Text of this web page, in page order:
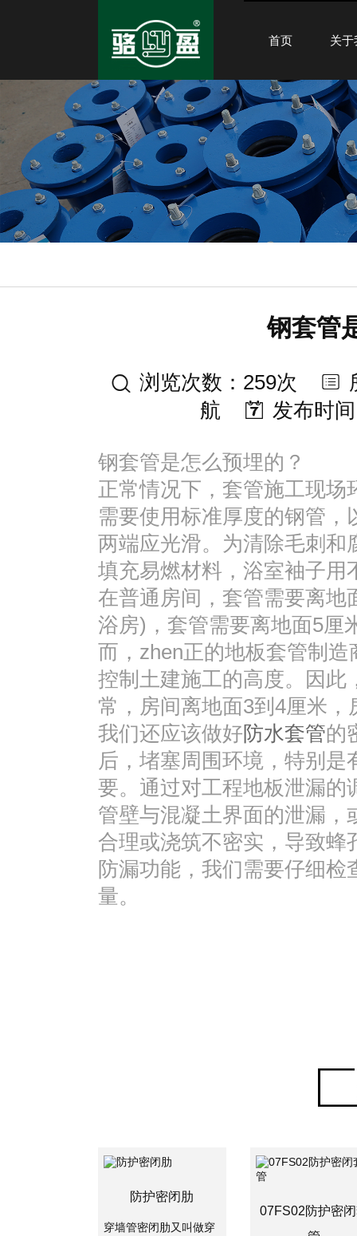
首页 关于
钢套管
浏览次数：259次
航
发布时
钢套管是怎么预埋的？
正常情况下，套管施工现场
需要使用标准厚度的钢管
两端应光滑。为清除毛刺和
填充易燃材料，浴室袖子用
在普通房间，套管需要离地
浴房)，套管需要离地面5厘
而，zhen正的地板套管制
控制土建施工的高度。因此
常，房间离地面3到4厘米
我们还应该做好防水套管的
后，堵塞周围环境，特别
要。通过对工程地板泄漏的
管壁与混凝土界面的泄漏，
合理或浇筑不密实，导致蜂
防漏功能，我们需要仔细
量。
防护密闭肋
穿墙管密闭肋又叫做穿
07FS02防护密